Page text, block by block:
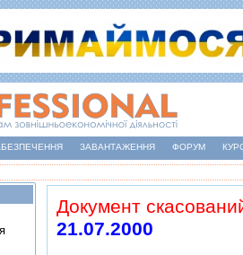
ЗАВАНТАЖЕННЯ ФОРУМ
Документ
21.07.2000